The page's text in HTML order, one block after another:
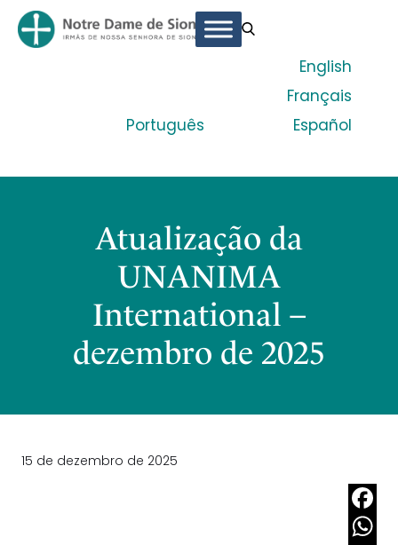
Português
English
Français
Español
Atualização da
UNANIMA
International –
dezembro de 2025
15 de dezembro de 2025